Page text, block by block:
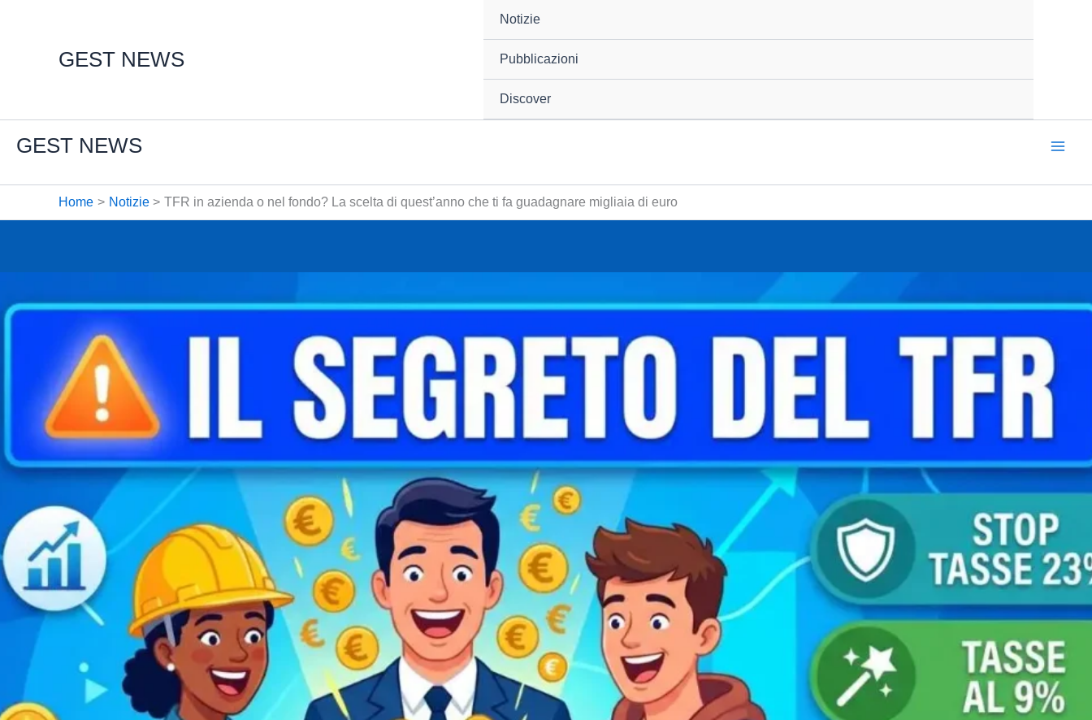
GEST NEWS
Notizie
Pubblicazioni
Discover
GEST NEWS
Home Notizie TFR in azienda o nel fondo? La scelta di quest’anno che ti fa guadagnare migliaia di euro